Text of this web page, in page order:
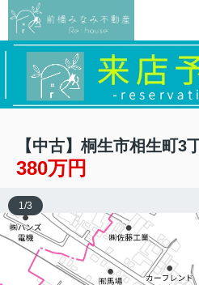
【中古】桐生市相生町
380万円
1/3